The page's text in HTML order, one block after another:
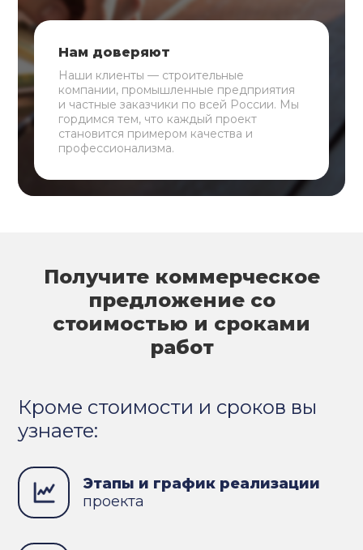
Нам доверяют
Наши клиенты — строительные
компании, промышленные предприятия
и частные заказчики по всей России. Мы
гордимся тем, что каждый проект
становится примером качества и
профессионализма.
Получите коммерческое
предложение со
стоимостью и сроками
работ
Кроме стоимости и сроков вы
узнаете:
Этапы и график реализации
проекта